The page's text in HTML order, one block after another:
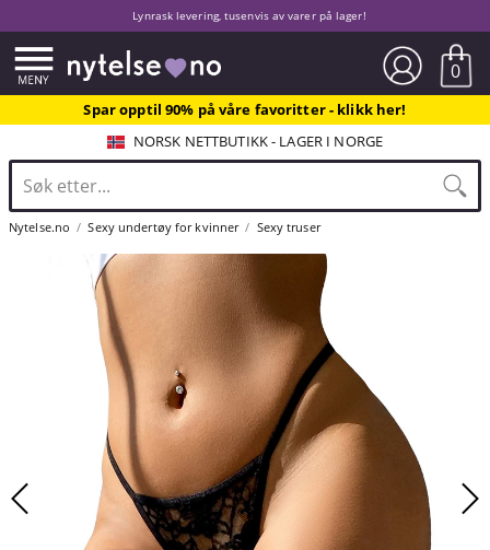
Lynrask levering, tusenvis av varer på lager!
0
Spar opptil 90% på våre favoritter - klikk her!
NORSK NETTBUTIKK - LAGER I NORGE
Nytelse.no Sexy undertøy for kvinner Sexy truser